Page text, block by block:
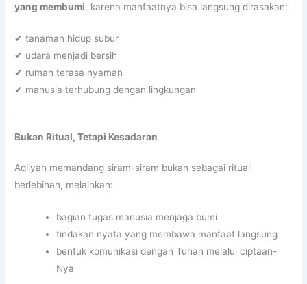
yang membumi, karena manfaatnya bisa langsung dirasakan:
✔ tanaman hidup subur
✔ udara menjadi bersih
✔ rumah terasa nyaman
✔ manusia terhubung dengan lingkungan
Bukan Ritual, Tetapi Kesadaran
Aqliyah memandang siram-siram bukan sebagai ritual
berlebihan, melainkan:
bagian tugas manusia menjaga bumi
tindakan nyata yang membawa manfaat langsung
bentuk komunikasi dengan Tuhan melalui ciptaan-
Nya